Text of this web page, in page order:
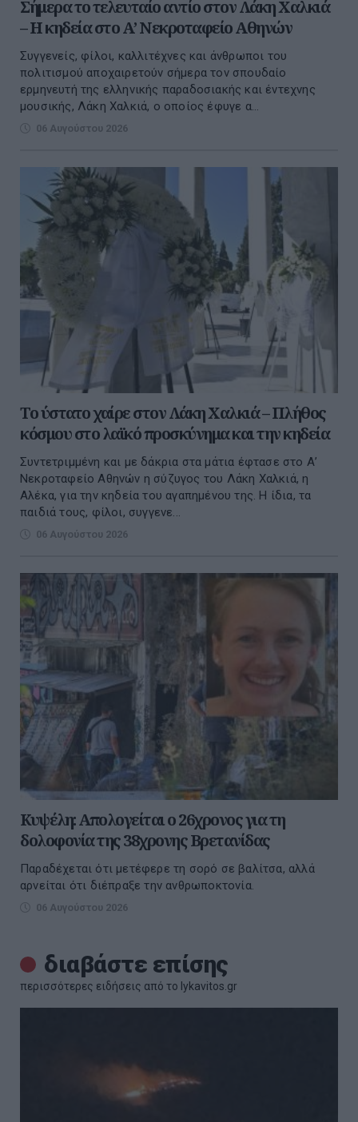
Σήμερα το τελευταίο αντίο στον Λάκη Χαλκιά
– Η κηδεία στο Α’ Νεκροταφείο Αθηνών
Συγγενείς, φίλοι, καλλιτέχνες και άνθρωποι του
πολιτισμού αποχαιρετούν σήμερα τον σπουδαίο
ερμηνευτή της ελληνικής παραδοσιακής και έντεχνης
μουσικής, Λάκη Χαλκιά, ο οποίος έφυγε α...
06 Αυγούστου 2026
Το ύστατο χαίρε στον Λάκη Χαλκιά – Πλήθος
κόσμου στο λαϊκό προσκύνημα και την κηδεία
Συντετριμμένη και με δάκρια στα μάτια έφτασε στο Α’
Νεκροταφείο Αθηνών η σύζυγος του Λάκη Χαλκιά, η
Αλέκα, για την κηδεία του αγαπημένου της. Η ίδια, τα
παιδιά τους, φίλοι, συγγενε...
06 Αυγούστου 2026
Κυψέλη: Απολογείται ο 26χρονος για τη
δολοφονία της 38χρονης Βρετανίδας
Παραδέχεται ότι μετέφερε τη σορό σε βαλίτσα, αλλά
αρνείται ότι διέπραξε την ανθρωποκτονία.
06 Αυγούστου 2026
διαβάστε επίσης
περισσότερες ειδήσεις από το lykavitos.gr